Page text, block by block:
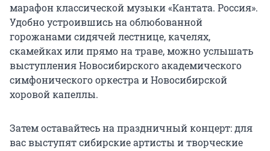
марафон классической музыки «Кантата. Россия».
Удобно устроившись на облюбованной
горожанами сидячей лестнице, качелях,
скамейках или прямо на траве, можно услышать
выступления Новосибирского академического
симфонического оркестра и Новосибирской
хоровой капеллы.
Затем оставайтесь на праздничный концерт: для
вас выступят сибирские артисты и творческие